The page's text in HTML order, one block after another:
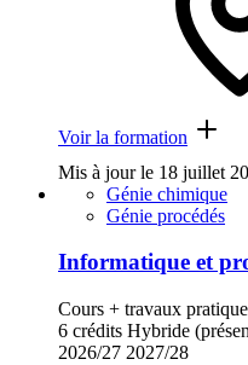
Voir la formation
Mis à jour le 18 juillet
Génie chimique
Génie procédés
Informatique et
Cours + travaux
6 crédits Hybride
2026/27 2027/28